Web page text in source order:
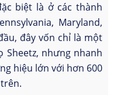
biệt là ở các thành
Maryland,
đây vốn chỉ là một
Sheetz, nhưng nhanh
hiệu lớn với hơn 600